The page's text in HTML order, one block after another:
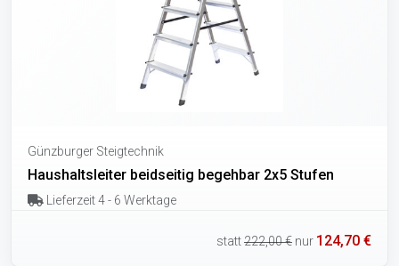
Günzburger Steigtechnik
Haushaltsleiter beidseitig begehbar 2x5 Stufen
Lieferzeit 4 - 6 Werktage
statt222,00 € nur 124,70 €